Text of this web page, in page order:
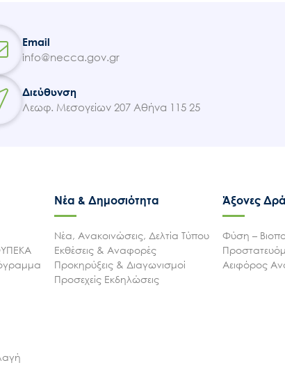
Email
info@necca.gov.gr
Διεύθυνση
Λεωφ. Μεσογείων 207 Αθήνα 115 25
Νέα & Δημοσιότητα
Νέα, Ανακοινώσεις, Δελτία Τύπου
Εκθέσεις & Αναφορές
Προκηρύξεις & Διαγωνισμοί
Προσεχείς Εκδηλώσεις
Άξονες
Φύση –
Αειφόρος